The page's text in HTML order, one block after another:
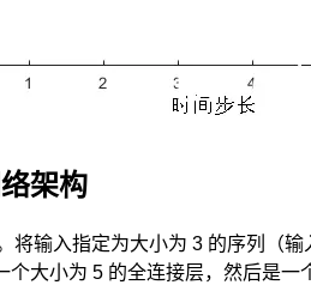
架构
将输入指定为大小为 3 的序列（
个大小为 5 的全连接层，然后是